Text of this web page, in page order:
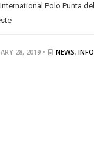
Polo Punta
28, 2019 • NEWS, INFO